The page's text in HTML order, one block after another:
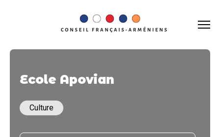
Ecole Apovian
Culture